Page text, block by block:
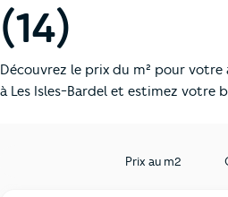
(14)
Découvrez le prix du m² pour
à Les Isles-Bardel et estimez votre
Prix au m2